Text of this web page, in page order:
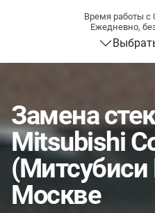
Время работы с
Ежедневно,
Замена
Mitsubishi
(Митсубиси
Москве